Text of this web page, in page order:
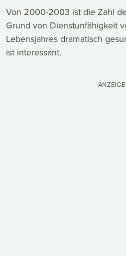
Von 2000-2003 ist die Zahl
Grund von Dienstunfähigkeit
Lebensjahres dramatisch
ist interessant.
ANZEIGE